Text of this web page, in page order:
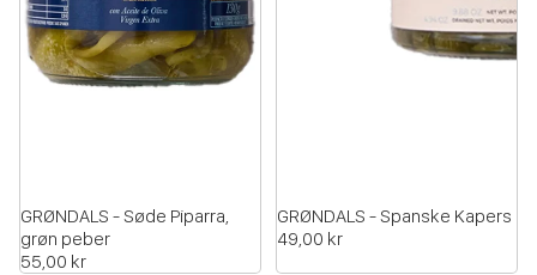
GRØNDALS - Søde Piparra,
grøn peber
55,00 kr
GRØNDALS - Spanske Kapers
49,00 kr